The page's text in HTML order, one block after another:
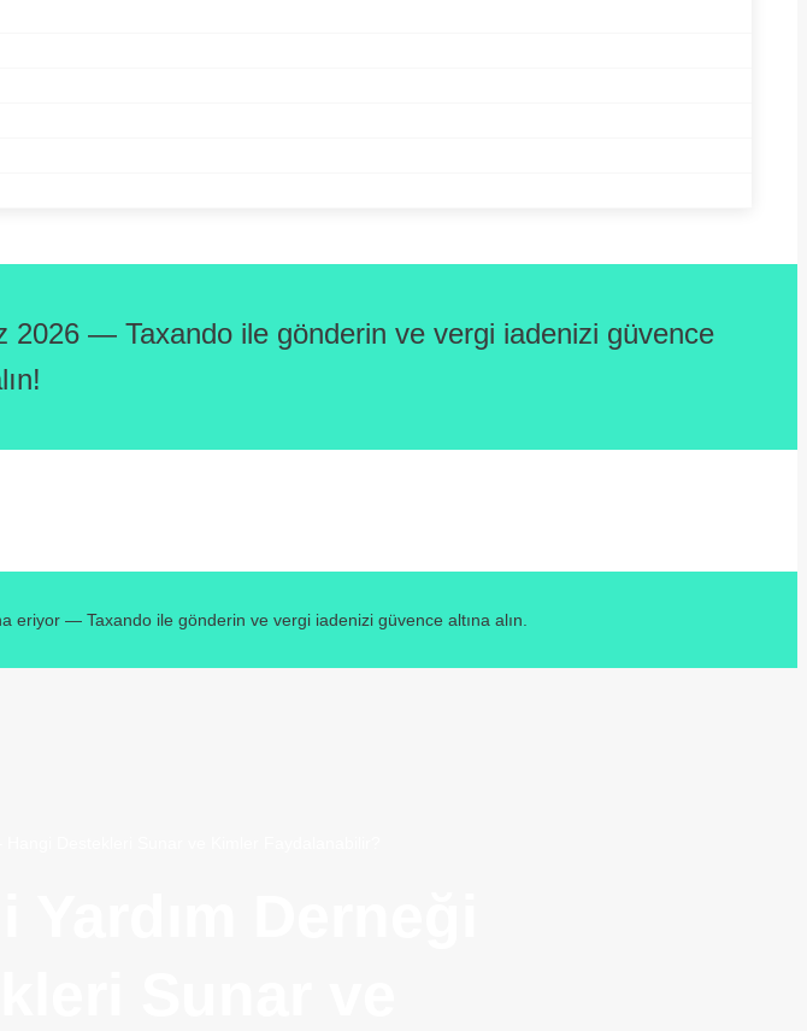
— Taxando ile gönderin ve vergi iadenizi güvence
— Taxando ile gönderin ve vergi iadenizi güvence altına alın.